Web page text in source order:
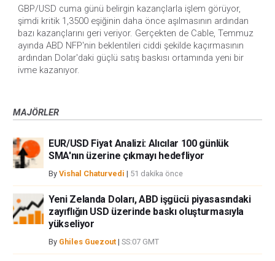
GBP/USD cuma günü belirgin kazançlarla işlem görüyor,
şimdi kritik 1,3500 eşiğinin daha önce aşılmasının ardından
bazı kazançlarını geri veriyor. Gerçekten de Cable, Temmuz
ayında ABD NFP'nin beklentileri ciddi şekilde kaçırmasının
ardından Dolar'daki güçlü satış baskısı ortamında yeni bir
ivme kazanıyor.
MAJÖRLER
EUR/USD Fiyat Analizi: Alıcılar 100 günlük
SMA'nın üzerine çıkmayı hedefliyor
By Vishal Chaturvedi | 51 dakika önce
Yeni Zelanda Doları, ABD işgücü piyasasındaki
zayıflığın USD üzerinde baskı oluşturmasıyla
yükseliyor
By Ghiles Guezout | SS:07 GMT